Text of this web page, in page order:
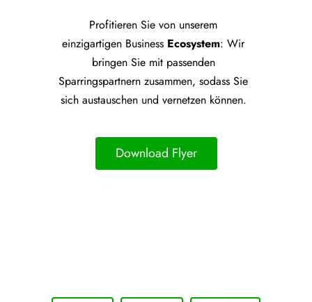
Profitieren Sie von unserem
einzigartigen Business Ecosystem: Wir
bringen Sie mit passenden
Sparringspartnern zusammen, sodass Sie
sich austauschen und vernetzen können.
Download Flyer